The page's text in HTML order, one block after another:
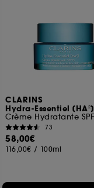
CLARINS
Hydra-Essentiel [HA²]
73
58,00€
116,00€ / 100ml